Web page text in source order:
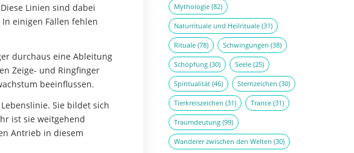
Linien sind dabei
einigen Fällen fehlen
durchaus eine Ableitung
Zeige- und Ringfinger
beeinflussen.
Sie bildet sich
ist sie weitgehend
Antrieb in diesem
Mythologie (82)
Naturrituale und Heilrituale (31)
Rituale (78) Schwingungen (38)
Schöpfung (30) Seele (25)
Spiritualität (46) Sternzeichen (30)
Tierkreiszeichen (31) Trance (31)
Traumdeutung (99)
Wanderer zwischen den Welten (30)